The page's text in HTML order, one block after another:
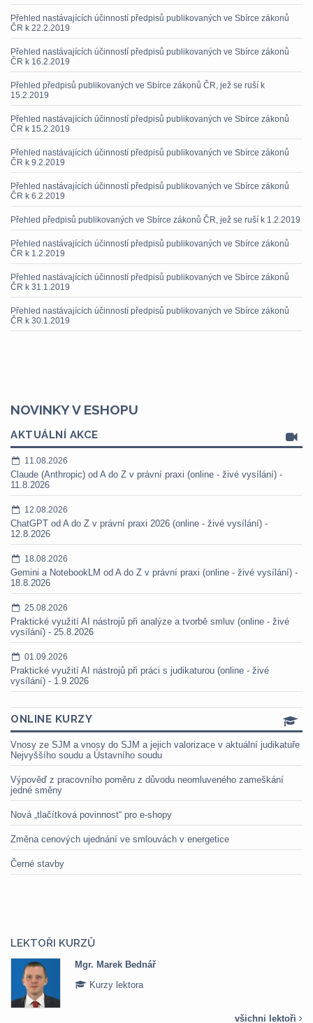
Přehled nastávajících účinností předpisů publikovaných ve Sbírce zákonů
ČR k 22.2.2019
Přehled nastávajících účinností předpisů publikovaných ve Sbírce zákonů
ČR k 16.2.2019
Přehled předpisů publikovaných ve Sbírce zákonů ČR, jež se ruší k
15.2.2019
Přehled nastávajících účinností předpisů publikovaných ve Sbírce zákonů
ČR k 15.2.2019
Přehled nastávajících účinností předpisů publikovaných ve Sbírce zákonů
ČR k 9.2.2019
Přehled nastávajících účinností předpisů publikovaných ve Sbírce zákonů
ČR k 6.2.2019
Přehled předpisů publikovaných ve Sbírce zákonů ČR, jež se ruší k 1.2.2019
Přehled nastávajících účinností předpisů publikovaných ve Sbírce zákonů
ČR k 1.2.2019
Přehled nastávajících účinností předpisů publikovaných ve Sbírce zákonů
ČR k 31.1.2019
Přehled nastávajících účinností předpisů publikovaných ve Sbírce zákonů
ČR k 30.1.2019
NOVINKY V ESHOPU
AKTUÁLNÍ AKCE
11.08.2026
Claude (Anthropic) od A do Z v právní praxi (online - živé vysílání) -
11.8.2026
12.08.2026
ChatGPT od A do Z v právní praxi 2026 (online - živé vysílání) -
12.8.2026
18.08.2026
Gemini a NotebookLM od A do Z v právní praxi (online - živé vysílání) -
18.8.2026
25.08.2026
Praktické využití AI nástrojů při analýze a tvorbě smluv (online - živé
vysílání) - 25.8.2026
01.09.2026
Praktické využití AI nástrojů při práci s judikaturou (online - živé
vysílání) - 1.9.2026
ONLINE KURZY
Vnosy ze SJM a vnosy do SJM a jejich valorizace v aktuální judikatuře
Nejvyššího soudu a Ústavního soudu
Výpověď z pracovního poměru z důvodu neomluveného zameškání
jedné směny
Nová „tlačítková povinnost“ pro e-shopy
Změna cenových ujednání ve smlouvách v energetice
Černé stavby
LEKTOŘI KURZŮ
Mgr. Marek Bednář
Kurzy lektora
všichni lektoři